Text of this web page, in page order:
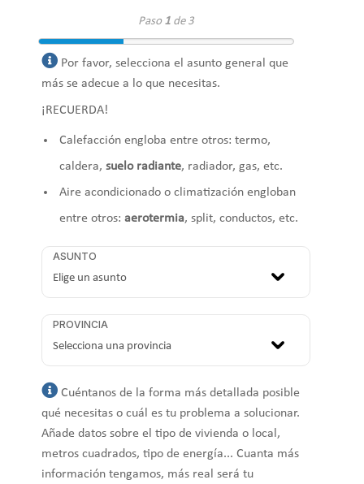
Paso 1de 3
Por favor, selecciona el asunto general que
más se adecue a lo que necesitas.
¡RECUERDA!
Calefacción engloba entre otros: termo,
caldera, suelo radiante, radiador, gas, etc.
Aire acondicionado o climatización engloban
entre otros: aerotermia, split, conductos, etc.
ASUNTO
PROVINCIA
Cuéntanos de la forma más detallada posible
qué necesitas o cuál es tu problema a solucionar.
Añade datos sobre el tipo de vivienda o local,
metros cuadrados, tipo de energía... Cuanta más
información tengamos, más real será tu